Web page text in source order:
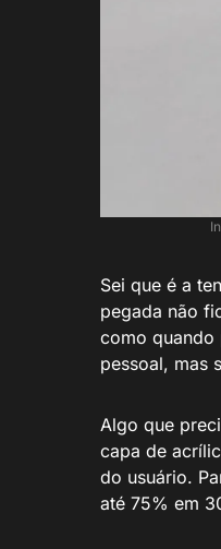
Sei que é a
pegada não
como quando
pessoal, mas
Algo que
capa de
do usuário.
até 75% em